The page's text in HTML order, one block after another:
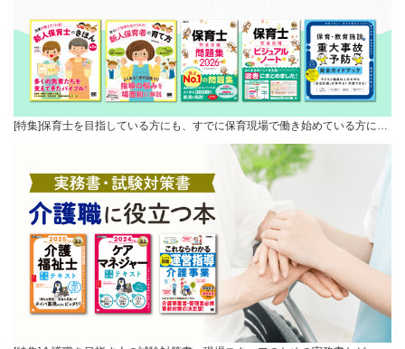
[特集]保育士を目指している方にも、すでに保育現場で働き始めている方に…